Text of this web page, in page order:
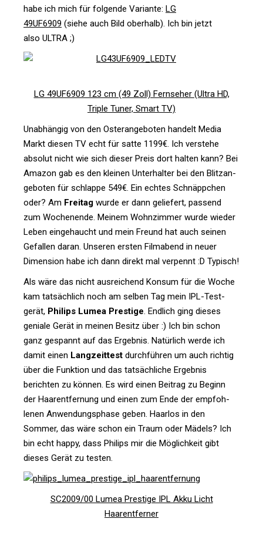
habe ich mich für fol­gende Vari­ante: LG
49UF6909 (siehe auch Bild ober­halb). Ich bin jetzt
also ULTRA ;)
LG 49UF6909 123 cm (49 Zoll) Fern­seher (Ultra HD,
Triple Tuner, Smart TV)
Unab­hängig von den Oster­an­ge­boten han­delt Media
Markt diesen TV echt für satte 1199€. Ich ver­stehe
absolut nicht wie sich dieser Preis dort halten kann? Bei
Amazon gab es den kleinen Unter­halter bei den Blitz­an­
ge­boten für schlappe 549€. Ein echtes Schnäpp­chen
oder? Am Freitag wurde er dann gelie­fert, pas­send
zum Wochen­ende. Meinem Wohn­zimmer wurde wieder
Leben ein­ge­haucht und mein Freund hat auch seinen
Gefallen daran. Unseren ersten Film­abend in neuer
Dimen­sion habe ich dann direkt mal ver­pennt :D Typisch!
Als wäre das nicht aus­rei­chend Konsum für die Woche
kam tat­säch­lich noch am selben Tag mein IPL-Test­
gerät, Philips Lumea Pres­tige. End­lich ging dieses
geniale Gerät in meinen Besitz über :) Ich bin schon
ganz gespannt auf das Ergebnis. Natür­lich werde ich
damit einen Lang­zeit­test durch­führen um auch richtig
über die Funk­tion und das tat­säch­liche Ergebnis
berichten zu können. Es wird einen Bei­trag zu Beginn
der Haar­ent­fer­nung und einen zum Ende der emp­foh­
lenen Anwen­dungs­phase geben. Haarlos in den
Sommer, das wäre schon ein Traum oder Mädels? Ich
bin echt happy, dass Philips mir die Mög­lich­keit gibt
dieses Gerät zu testen.
SC2009/00 Lumea Pres­tige IPL Akku Licht
Haarentferner